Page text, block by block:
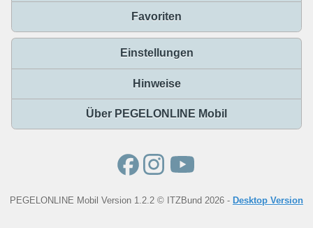
Favoriten
Einstellungen
Hinweise
Über PEGELONLINE Mobil
PEGELONLINE Mobil Version 1.2.2 © ITZBund 2026 - Desktop Version